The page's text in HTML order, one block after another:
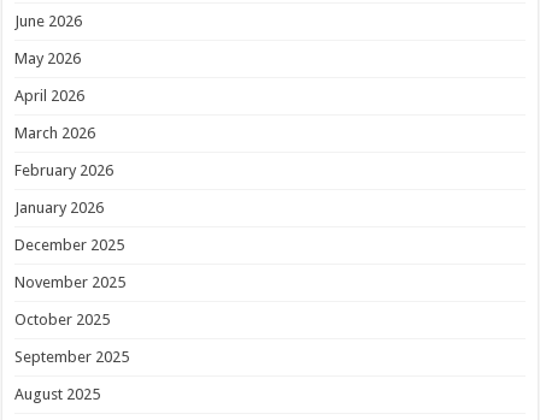
June 2026
May 2026
April 2026
March 2026
February 2026
January 2026
December 2025
November 2025
October 2025
September 2025
August 2025